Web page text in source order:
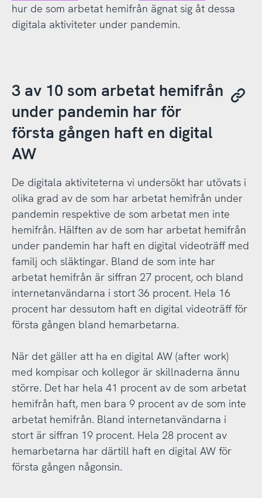
hur de som arbetat hemifrån ägnat sig åt dessa
digitala aktiviteter under pandemin.
3 av 10 som arbetat hemifrån
under pandemin har för
första gången haft en digital
AW
De digitala aktiviteterna vi undersökt har utövats i
olika grad av de som har arbetat hemifrån under
pandemin respektive de som arbetat men inte
hemifrån. Hälften av de som har arbetat hemifrån
under pandemin har haft en digital videoträff med
familj och släktingar. Bland de som inte har
arbetat hemifrån är siffran 27 procent, och bland
internetanvändarna i stort 36 procent. Hela 16
procent har dessutom haft en digital videoträff för
första gången bland hemarbetarna.
När det gäller att ha en digital AW (after work)
med kompisar och kollegor är skillnaderna ännu
större. Det har hela 41 procent av de som arbetat
hemifrån haft, men bara 9 procent av de som inte
arbetat hemifrån. Bland internetanvändarna i
stort är siffran 19 procent. Hela 28 procent av
hemarbetarna har därtill haft en digital AW för
första gången någonsin.